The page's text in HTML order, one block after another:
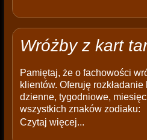
Wróżby z kart
Pamiętaj, że o fachowości
klientów. Oferuję
dzienne, tygodniowe,
wszystkich znaków zodiaku:
Czytaj więcej...